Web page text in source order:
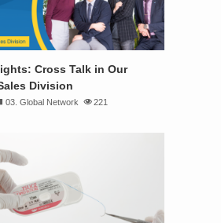
Cross Talk in Our
Division
03. Global Network 221